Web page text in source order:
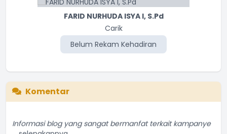
FARID NURHUDA ISYA I, S.Pd
Carik
Belum Rekam Kehadiran
Komentar
...selengkapnya